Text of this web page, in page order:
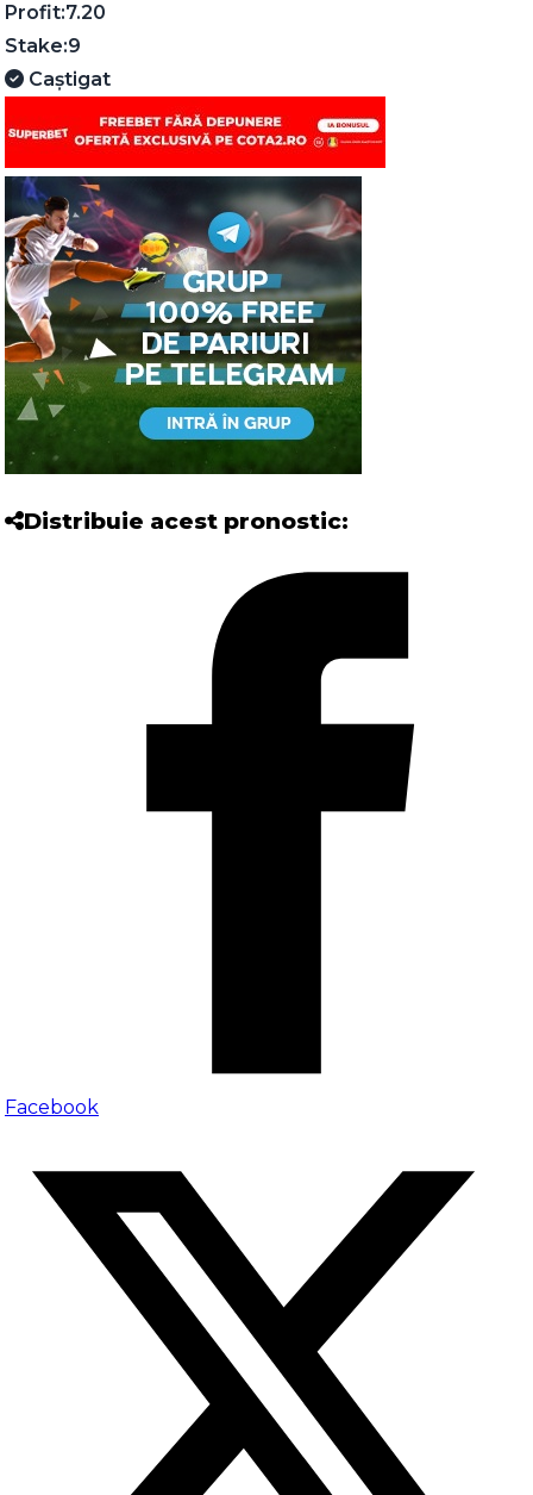
Profit:7.20
Stake:9
Caștigat
Distribuie acest pronostic:
Facebook